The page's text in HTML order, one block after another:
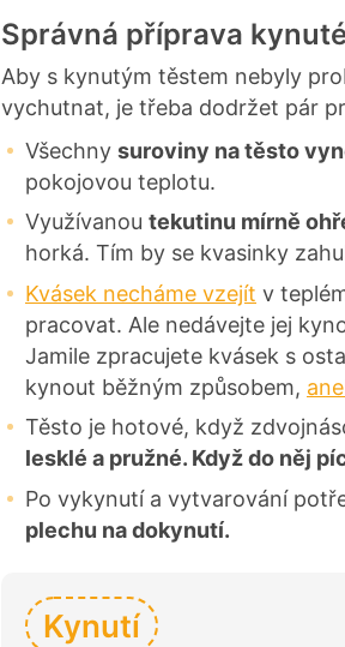
Správná příprava
Aby s kynutým těstem nebyly
vychutnat, je třeba dodržet pár
Všechny suroviny na těsto
pokojovou teplotu.
Využívanou tekutinu mírně
horká. Tím by se kvasinky
Kvásek necháme vzejít v
pracovat. Ale nedávejte jej
Jamile zpracujete kvásek s
kynout běžným způsobem,
Těsto je hotové, když
lesklé a pružné. Když do něj
Po vykynutí a vytvarování
plechu na dokynutí.
Kynutí